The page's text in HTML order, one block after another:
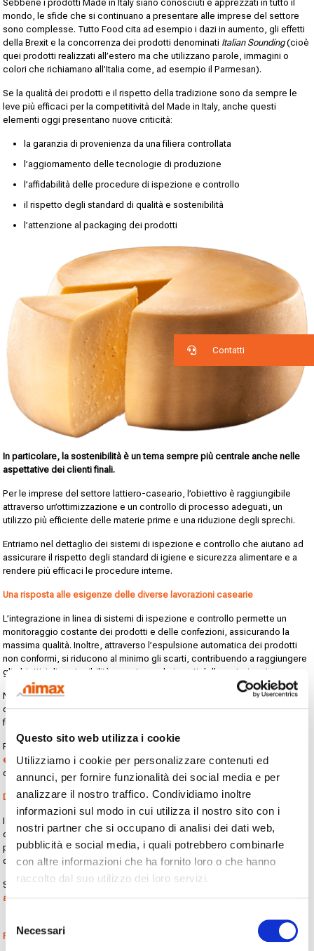
Questo sito web utilizza i cookie
Utilizziamo i cookie per personalizzare contenuti ed
annunci, per fornire funzionalità dei social media e per
analizzare il nostro traffico. Condividiamo inoltre
informazioni sul modo in cui utilizza il nostro sito con i
nostri partner che si occupano di analisi dei dati web,
pubblicità e social media, i quali potrebbero combinarle
con altre informazioni che ha fornito loro o che hanno
raccolto dal suo utilizzo dei loro servizi.
delNecessari
Sebbene i prodotti Made in Italy siano conosciuti e apprezzati in tutto il
mondo, le sfide che si continuano a presentare alle imprese del settore
sono complesse. Tutto Food cita ad esempio i dazi in aumento, gli effetti
della Brexit e la concorrenza dei prodotti denominati Italian Sounding(cioè
quei prodotti realizzati all’estero ma che utilizzano parole, immagini o
colori che richiamano all’Italia come, ad esempio il Parmesan).
Se la qualità dei prodotti e il rispetto della tradizione sono da sempre le
leve più efficaci per la competitività del Made in Italy, anche questi
elementi oggi presentano nuove criticità:
la garanzia di provenienza da una filiera controllata
l’aggiornamento delle tecnologie di produzione
l’affidabilità delle procedure di ispezione e controllo
il rispetto degli standard di qualità e sostenibilità
l’attenzione al packaging dei prodotti
In particolare, la sostenibilità è un tema sempre più centrale anche nelle
aspettative dei clienti finali.
Per le imprese del settore lattiero-caseario, l’obiettivo è raggiungibile
attraverso un’ottimizzazione e un controllo di processo adeguati, un
utilizzo più efficiente delle materie prime e una riduzione degli sprechi.
Entriamo nel dettaglio dei sistemi di ispezione e controllo che aiutano ad
assicurare il rispetto degli standard di igiene e sicurezza alimentare e a
rendere più efficaci le procedure interne.
Una risposta alle esigenze delle diverse lavorazioni casearie
L’integrazione in linea di sistemi di ispezione e controllo permette un
monitoraggio costante dei prodotti e delle confezioni, assicurando la
massima qualità. Inoltre, attraverso l’espulsione automatica dei prodotti
non conformi, si riducono al minimo gli scarti, contribuendo a raggiungere
gli obiettivi di sostenibilità e contenendo i costi delle materie prime.
Nel settore caseario, però, le linee di produzione possono essere
configurate per diverse tipologie di packaging e, nel caso dei formaggi, di
forme.
Per non causare rallentamenti e inefficienze, anche i
e controllodovrebbero dunque essere in grado di adattarsi alle varie
confezioni, garantendo la massima sicurezza.
Di quali strumenti parliamo?
I
consente di rilevare la presenza di contaminanti metallici all’interno dei
prodotti alimentari o delle confezioni e di espellere in modo automatico
quelli non conformi.
Scoprite come funzionano, applicati a diverse tipologie di
alimentare
Focus: forme di formaggio come grana, pecorino e parmigiano
Contatti